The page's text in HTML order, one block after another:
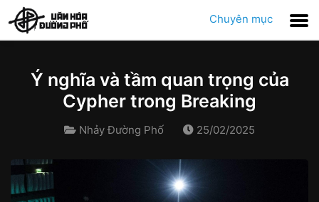
Chuyên mục
Ý nghĩa và tầm quan trọng của
Cypher trong Breaking
Nhảy Đường Phố 25/02/2025